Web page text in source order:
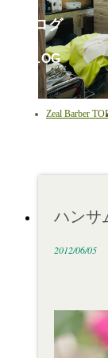
Zeal Barber
ブログ
BLOG
ハンサ
2012/06/05